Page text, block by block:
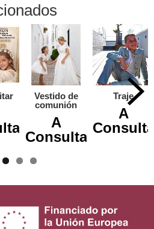
Vestido de
comunión
A
Consultar
Traje
A